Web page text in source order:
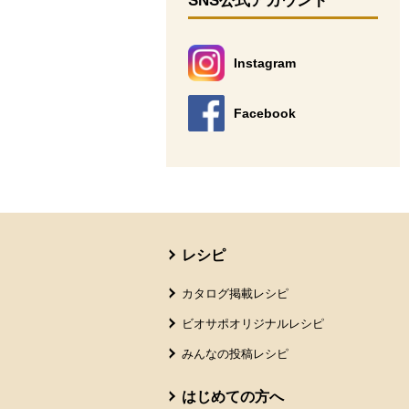
Instagram
別のウィンドウで開きます。
Facebook
別のウィンドウで開きます。
レシピ
カタログ掲載レシピ
ビオサポオリジナルレシピ
みんなの投稿レシピ
はじめての方へ